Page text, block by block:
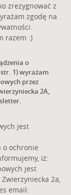
zrezygnować z
zgodę na
razem :)
o
str. 1) wyrażam
przez
2A,
jest
o ochronie
iż:
jest
2a,
email: